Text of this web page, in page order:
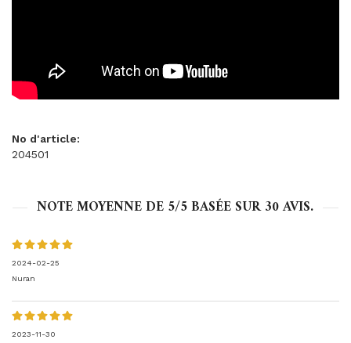
No d'article:
204501
NOTE MOYENNE DE 5/5 BASÉE SUR30AVIS.
2024-02-25
Nuran
2023-11-30